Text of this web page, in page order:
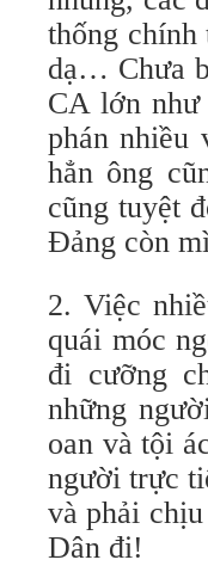
thống chính
dạ… Chưa
CA lớn như
phán nhiều
hẳn ông
cũng tuyệt
Đảng còn
2. Việc
quái móc
đi cưỡng
những
oan và tội
người trực
và phải
Dân đi!